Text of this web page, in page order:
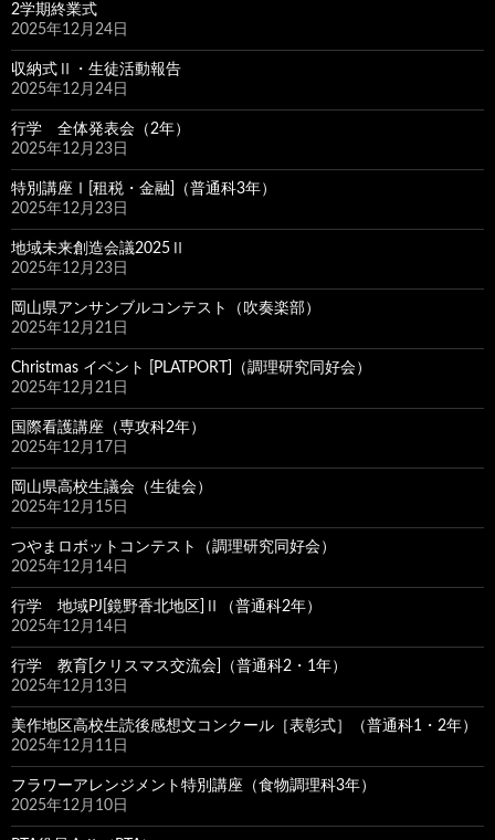
2学期終業式
2025年12月24日
収納式Ⅱ・生徒活動報告
2025年12月24日
行学 全体発表会（2年）
2025年12月23日
特別講座Ⅰ[租税・金融]（普通科3年）
2025年12月23日
地域未来創造会議2025Ⅱ
2025年12月23日
岡山県アンサンブルコンテスト（吹奏楽部）
2025年12月21日
Christmas イベント [PLATPORT]（調理研究同好会）
2025年12月21日
国際看護講座（専攻科2年）
2025年12月17日
岡山県高校生議会（生徒会）
2025年12月15日
つやまロボットコンテスト（調理研究同好会）
2025年12月14日
行学 地域PJ[鏡野香北地区]Ⅱ（普通科2年）
2025年12月14日
行学 教育[クリスマス交流会]（普通科2・1年）
2025年12月13日
美作地区高校生読後感想文コンクール［表彰式］（普通科1・2年）
2025年12月11日
フラワーアレンジメント特別講座（食物調理科3年）
2025年12月10日